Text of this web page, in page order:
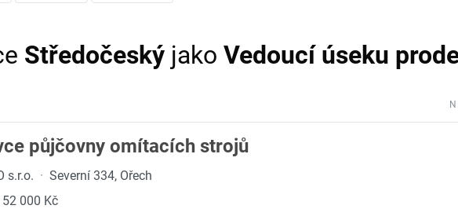
Středočeský jako Vedoucí úseku
půjčovny omítacích strojů
s.r.o. · Severní 334, Ořech
000 Kč